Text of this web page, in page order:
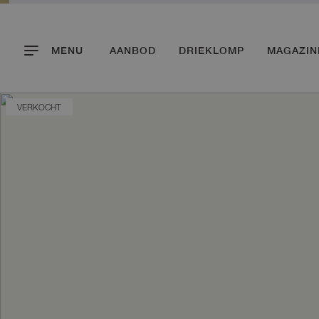
MENU AANBOD DRIEKLOMP
VERKOCHT